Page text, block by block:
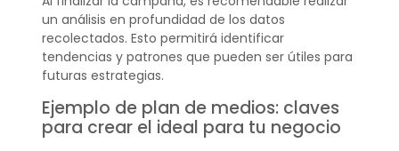
un análisis en profundidad de los datos
recolectados. Esto permitirá identificar
tendencias y patrones que pueden ser útiles para
futuras estrategias.
Ejemplo de plan de medios: claves
para crear el ideal para tu negocio